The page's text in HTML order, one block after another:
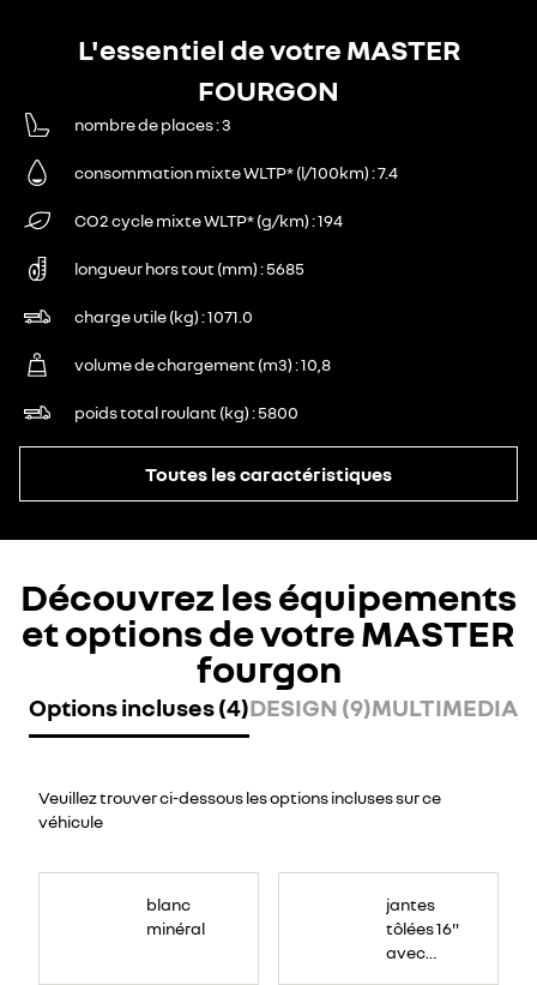
L'essentiel de votre MASTER
FOURGON
nombre de places 3
consommation mixte WLTP* (l/100km) 7.4
CO2 cycle mixte WLTP* (g/km) 194
longueur hors tout (mm) 5685
charge utile (kg) 1071.0
volume de chargement (m3) 10,8
poids total roulant (kg) 5800
Toutes les caractéristiques
Découvrez les équipements
et options de votre MASTER
fourgon
Options incluses (4)DESIGN (9)MULTIMEDIA
Veuillez trouver ci-dessous les options incluses sur ce
véhicule
blanc
minéral
jantes
tôlées 16"
avec